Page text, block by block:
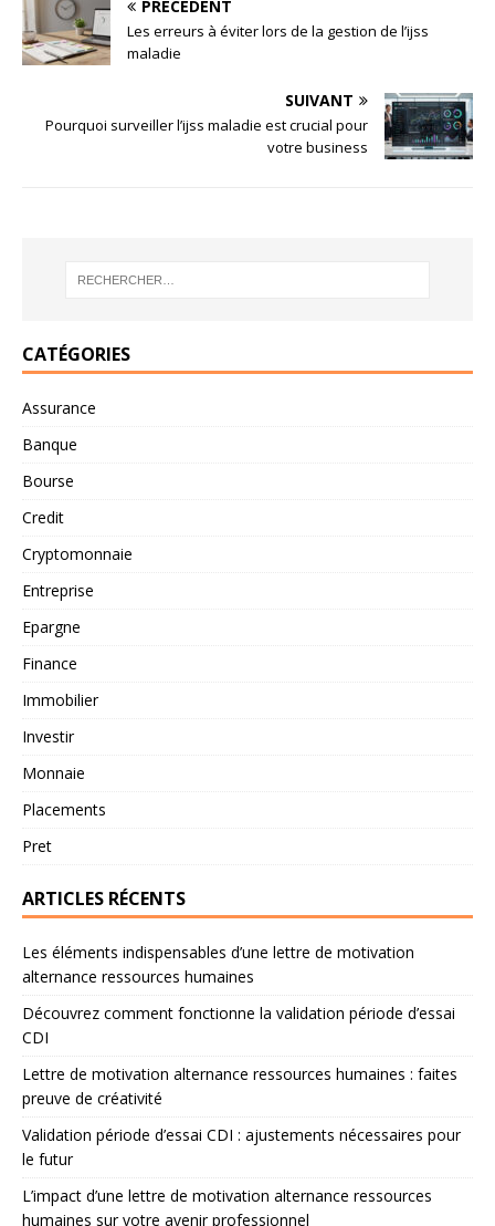
PRÉCÉDENT
Les erreurs à éviter lors de la gestion de l’ijss
maladie
SUIVANT
Pourquoi surveiller l’ijss maladie est crucial pour
votre business
CATÉGORIES
Assurance
Banque
Bourse
Credit
Cryptomonnaie
Entreprise
Epargne
Finance
Immobilier
Investir
Monnaie
Placements
Pret
ARTICLES RÉCENTS
Les éléments indispensables d’une lettre de motivation
alternance ressources humaines
Découvrez comment fonctionne la validation période d’essai
CDI
Lettre de motivation alternance ressources humaines : faites
preuve de créativité
Validation période d’essai CDI : ajustements nécessaires pour
le futur
L’impact d’une lettre de motivation alternance ressources
humaines sur votre avenir professionnel